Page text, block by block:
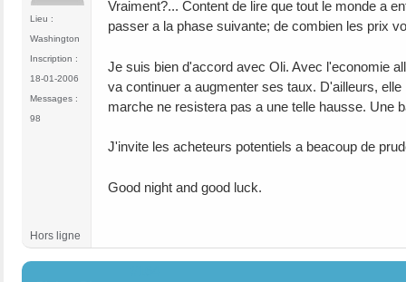
Lieu :
Washington
Inscription :
18-01-2006
Messages :
98
Vraiment?... Content de lire que tout le monde a
passer a la phase suivante; de combien les prix
Je suis bien d'accord avec Oli. Avec l'economie
va continuer a augmenter ses taux. D'ailleurs,
marche ne resistera pas a une telle hausse. Une
J'invite les acheteurs potentiels a beacoup de
Good night and good luck.
Hors ligne